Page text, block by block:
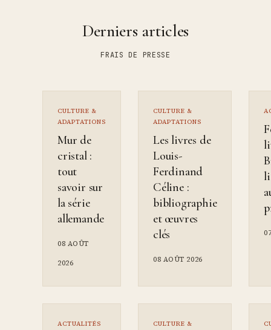
Derniers articles
FRAIS DE PRESSE
CULTURE &
ADAPTATIONS
Mur de
cristal :
tout
savoir sur
la série
allemande
08 AOÛT
2026
CULTURE &
ADAPTATIONS
Les livres de
Louis-
Ferdinand
Céline :
bibliographie
et œuvres
clés
08 AOÛT 2026
ACTUALITÉS
CULTURE &